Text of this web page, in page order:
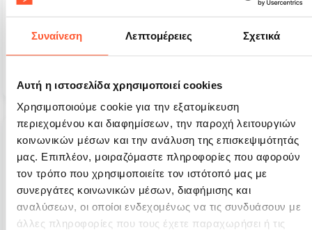
Συναίνεση Λεπτομέρειες Σχετικά
Αυτή η ιστοσελίδα χρησιμοποιεί cookies
Χρησιμοποιούμε cookie για την εξατομίκευση
περιεχομένου και διαφημίσεων, την παροχή λειτουργιών
κοινωνικών μέσων και την ανάλυση της επισκεψιμότητάς
μας. Επιπλέον, μοιραζόμαστε πληροφορίες που αφορούν
τον τρόπο που χρησιμοποιείτε τον ιστότοπό μας με
συνεργάτες κοινωνικών μέσων, διαφήμισης και
αναλύσεων, οι οποίοι ενδεχομένως να τις συνδυάσουν με
άλλες πληροφορίες που τους έχετε παραχωρήσει ή τις
Φουσκωτή πίστα εμποδίων
5 660 €
Φουσκωτή πίστα εμποδίων
5 270 €
Διαθέσιμο 1 τεμ